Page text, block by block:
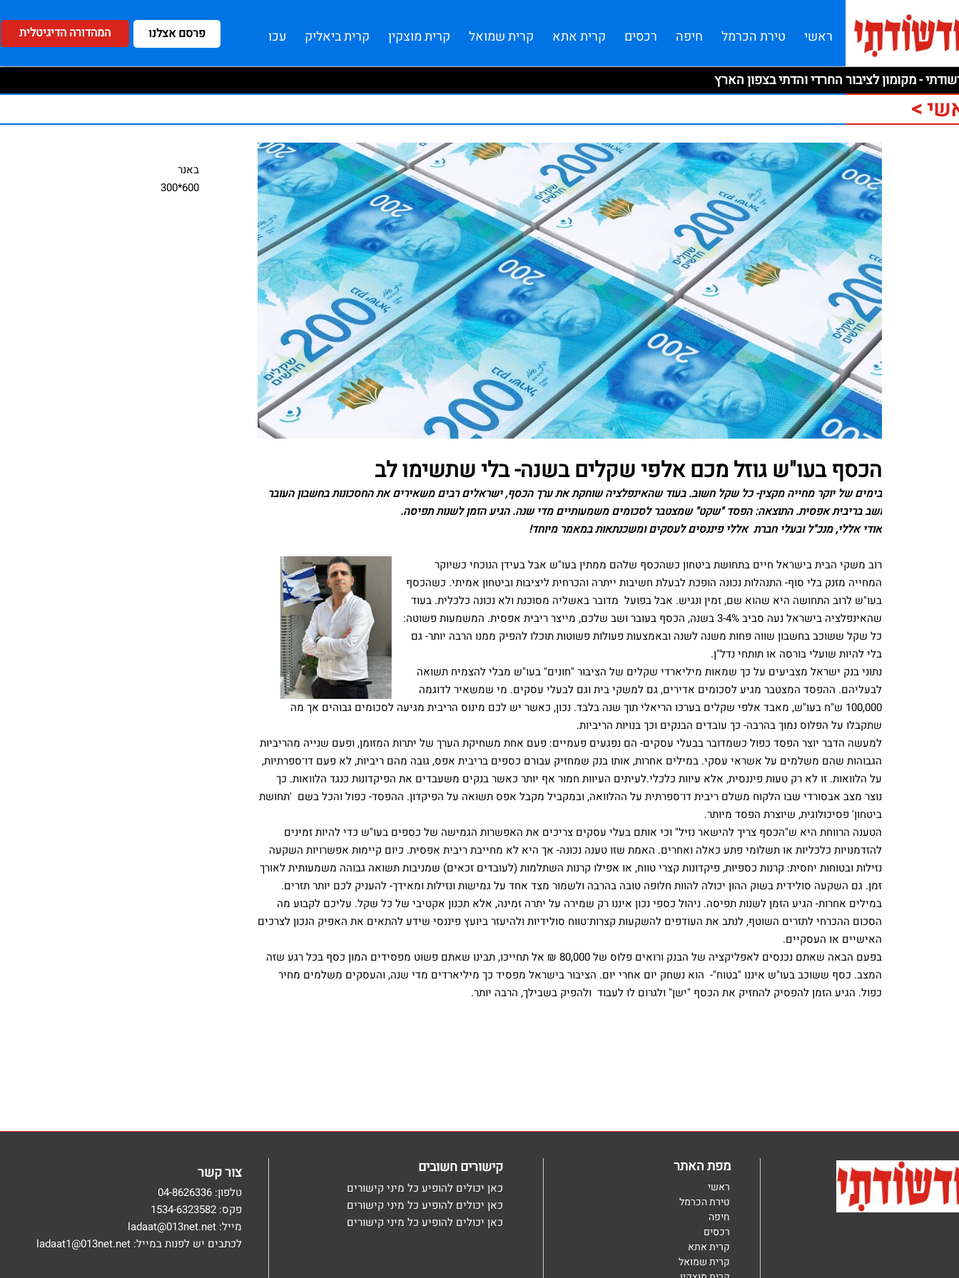
>
הכסף בעו"ש גוזל מכם אלפי שקלים בשנה- בלי שתשימו לב
בימים של יוקר מחייה מקצין- כל שקל חשוב. בעוד שהאינפלציה שוחקת את ערך הכסף, ישראלים רבים משאירים את החסכונות בחשבון העובר
ושב בריבית אפסית. התוצאה: הפסד "שקט" שמצטבר לסכומים משמעותיים מדי שנה. הגיע הזמן לשנות תפיסה.
אודי אללי, מנכ"ל ובעלי חברת אללי פיננסים לעסקים ומשכנתאות במאמר מיוחד!
רוב משקי הבית בישראל חיים בתחושת ביטחון כשהכסף שלהם ממתין בעו"ש אבל בעידן הנוכחי כשיוקר
המחייה מזנק בלי סוף- התנהלות נכונה הופכת לבעלת חשיבות ייתרה והכרחית ליציבות וביטחון אמיתי. כשהכסף
בעו"ש לרוב התחושה היא שהוא שם, זמין ונגיש. אבל בפועל מדובר באשליה מסוכנת ולא נכונה כלכלית. בעוד
שהאינפלציה בישראל נעה סביב 3-4% בשנה, הכסף בעובר ושב שלכם, מייצר ריבית אפסית. המשמעות פשוטה:
כל שקל ששוכב בחשבון שווה פחות משנה לשנה ובאמצעות פעולות פשוטות תוכלו להפיק ממנו הרבה יותר- גם
בלי להיות שועלי בורסה או תותחי נדל"ן.
נתוני בנק ישראל מצביעים על כך שמאות מיליארדי שקלים של הציבור "חונים" בעו"ש מבלי להצמיח תשואה
לבעליהם. ההפסד המצטבר מגיע לסכומים אדירים, גם למשקי בית וגם לבעלי עסקים. מי שמשאיר לדוגמה
100,000 ש"ח בעו"ש, מאבד אלפי שקלים בערכו הריאלי תוך שנה בלבד. נכון, כאשר יש לכם מינוס הריבית מגיעה לסכומים גבוהים אך מה
שתקבלו על הפלוס נמוך בהרבה- כך עובדים הבנקים וכך בנויות הריביות.
למעשה הדבר יוצר הפסד כפול כשמדובר בבעלי עסקים- הם נפגעים פעמיים: פעם אחת משחיקת הערך של יתרות המזומן, ופעם שנייה מהריביות
הגבוהות שהם משלמים על אשראי עסקי. במילים אחרות, אותו בנק שמחזיק עבורם כספים בריבית אפס, גובה מהם ריביות, לא פעם דו־ספרתיות,
על הלוואות. זו לא רק טעות פיננסית, אלא עיוות כלכלי.לעיתים העיוות חמור אף יותר כאשר בנקים משעבדים את הפיקדונות כנגד הלוואות. כך
נוצר מצב אבסורדי שבו הלקוח משלם ריבית דו־ספרתית על ההלוואה, ובמקביל מקבל אפס תשואה על הפיקדון. ההפסד- כפול והכל בשם 'תחושת
ביטחון' פסיכולוגית, שיוצרת הפסד מיותר.
הטענה הרווחת היא ש"הכסף צריך להישאר נזיל" וכי אותם בעלי עסקים צריכים את האפשרות הגמישה של כספים בעו"ש כדי להיות זמינים
להזדמנויות כלכליות או תשלומי פתע כאלה ואחרים. האמת שזו טענה נכונה- אך היא לא מחייבת ריבית אפסית. כיום קיימות אפשרויות השקעה
נזילות ובטוחות יחסית: קרנות כספיות, פיקדונות קצרי טווח, או אפילו קרנות השתלמות (לעובדים זכאים) שמניבות תשואה גבוהה משמעותית לאורך
זמן. גם השקעה סולידית בשוק ההון יכולה להוות חלופה טובה בהרבה ולשמור מצד אחד על גמישות ונזילות ומאידך- להעניק לכם יותר תזרים.
במילים אחרות- הגיע הזמן לשנות תפיסה. ניהול כספי נכון איננו רק שמירה על יתרה זמינה, אלא תכנון אקטיבי של כל שקל. עליכם לקבוע מה
הסכום ההכרחי לתזרים השוטף, לנתב את העודפים להשקעות קצרות־טווח סולידיות ולהיעזר ביועץ פיננסי שידע להתאים את האפיק הנכון לצרכים
האישיים או העסקיים.
בפעם הבאה שאתם נכנסים לאפליקציה של הבנק ורואים פלוס של 80,000 ₪ אל תחייכו, תבינו שאתם פשוט מפסידים המון כסף בכל רגע שזה
המצב. כסף ששוכב בעו"ש איננו "בטוח"- הוא נשחק יום אחרי יום. הציבור בישראל מפסיד כך מיליארדים מדי שנה, והעסקים משלמים מחיר
כפול. הגיע הזמן להפסיק להחזיק את הכסף "ישן" ולגרום לו לעבוד ולהפיק בשבילך, הרבה יותר.
באנר
600*300
- מקומון לציבור החרדי והדתי בצפון הארץ
מפת האתר
ראשי
טירת הכרמל
חיפה
רכסים
קרית אתא
קרית שמואל
כאן יכולים להופיע כל מיני קישורים
כאן יכולים להופיע כל מיני קישורים
כאן יכולים להופיע כל מיני קישורים
קישורים חשובים צור קשר
טלפון: 04-8626336
פקס: 1534-6323582
מייל: ladaat@013net.net
לכתבים יש לפנות במייל: ladaat1@013net.net​
ראשי טירת הכרמל חיפה רכסים קרית אתא קרית שמואל קרית מוצקין קרית ביאליק עכו פרסם אצלנו המהדורה הדיגיטלית